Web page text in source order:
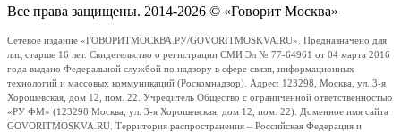
Все права защищены. 2014-2026 © «Говорит Москва»
Сетевое издание «ГОВОРИТМОСКВА.РУ/GOVORITMOSKVA.RU». Предназначено для
лиц старше 16 лет. Свидетельство о регистрации СМИ Эл № 77-64961 от 04 марта 2016
года выдано Федеральной службой по надзору в сфере связи, информационных
технологий и массовых коммуникаций (Роскомнадзор). Адрес: 123298, Москва, ул. 3-я
Хорошевская, дом 12, пом. 22. Учредитель Общество с ограниченной ответственностью
«РУ ФМ» (123298 Москва, ул. 3-я Хорошевская, дом 12, пом. 22). Доменное имя сайта
GOVORITMOSKVA.RU. Территория распространения – Российская Федерация и